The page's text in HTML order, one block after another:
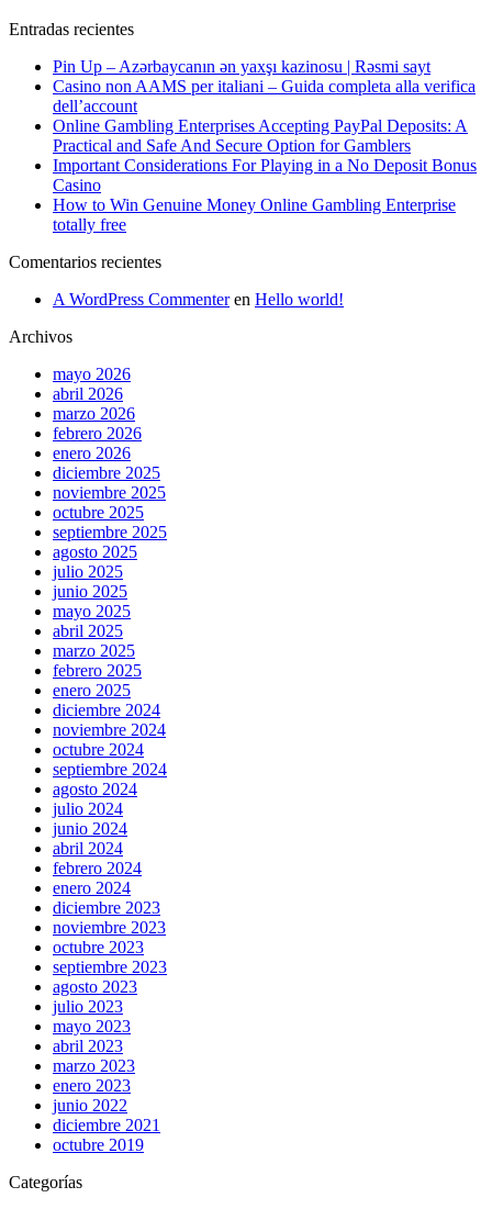
Entradas recientes
Pin Up – Azərbaycanın ən yaxşı kazinosu | Rəsmi sayt
Casino non AAMS per italiani – Guida completa alla verifica
dell’account
Online Gambling Enterprises Accepting PayPal Deposits: A
Practical and Safe And Secure Option for Gamblers
Important Considerations For Playing in a No Deposit Bonus
Casino
How to Win Genuine Money Online Gambling Enterprise
totally free
Comentarios recientes
A WordPress Commenteren Hello world!
Archivos
mayo 2026
abril 2026
marzo 2026
febrero 2026
enero 2026
diciembre 2025
noviembre 2025
octubre 2025
septiembre 2025
agosto 2025
julio 2025
junio 2025
mayo 2025
abril 2025
marzo 2025
febrero 2025
enero 2025
diciembre 2024
noviembre 2024
octubre 2024
septiembre 2024
agosto 2024
julio 2024
junio 2024
abril 2024
febrero 2024
enero 2024
diciembre 2023
noviembre 2023
octubre 2023
septiembre 2023
agosto 2023
julio 2023
mayo 2023
abril 2023
marzo 2023
enero 2023
junio 2022
diciembre 2021
octubre 2019
Categorías